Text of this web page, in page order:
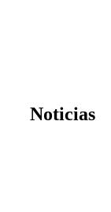
Noticias